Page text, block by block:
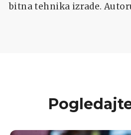
bitna tehnika izrade.